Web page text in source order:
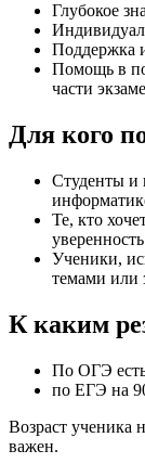
Глубокое
Поддержка
Помощь в
части
Для кого
Студенты и
Те, кто
Ученики,
темами или
К каким
По ОГЭ
по ЕГЭ на
Возраст ученика
важен.